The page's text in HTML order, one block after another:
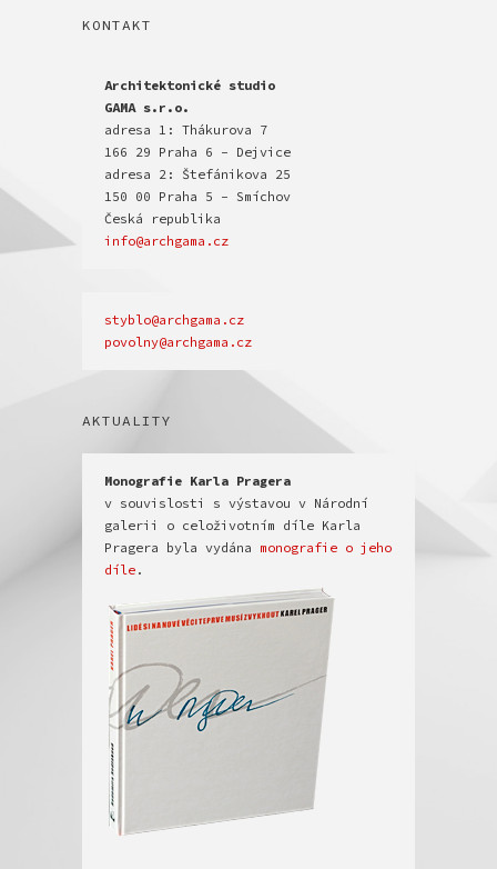
KONTAKT
Architektonické studio
GAMA s.r.o.
adresa 1: Thákurova 7
166 29 Praha 6 - Dejvice
adresa 2: Štefánikova 25
150 00 Praha 5 - Smíchov
info@archgama.cz
povolny@archgama.cz
AKTUALITY
v souvislosti s výstavou v Národní
galerii o celoživotním díle Karla
Pragera byla vydána monografie o jeho
díle